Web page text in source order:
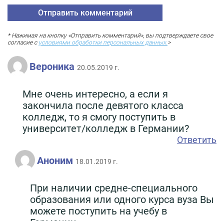
* Нажимая на кнопку «Отправить комментарий», вы подтверждаете свое
согласие с условиями обработки персональных данных. >
Вероника 20.05.2019 г.
Мне очень интересно, а если я
закончила после девятого класса
колледж, то я смогу поступить в
университет/колледж в Германии?
Ответить
Аноним 18.01.2019 г.
При наличии средне-специального
образования или одного курса вуза Вы
можете поступить на учебу в